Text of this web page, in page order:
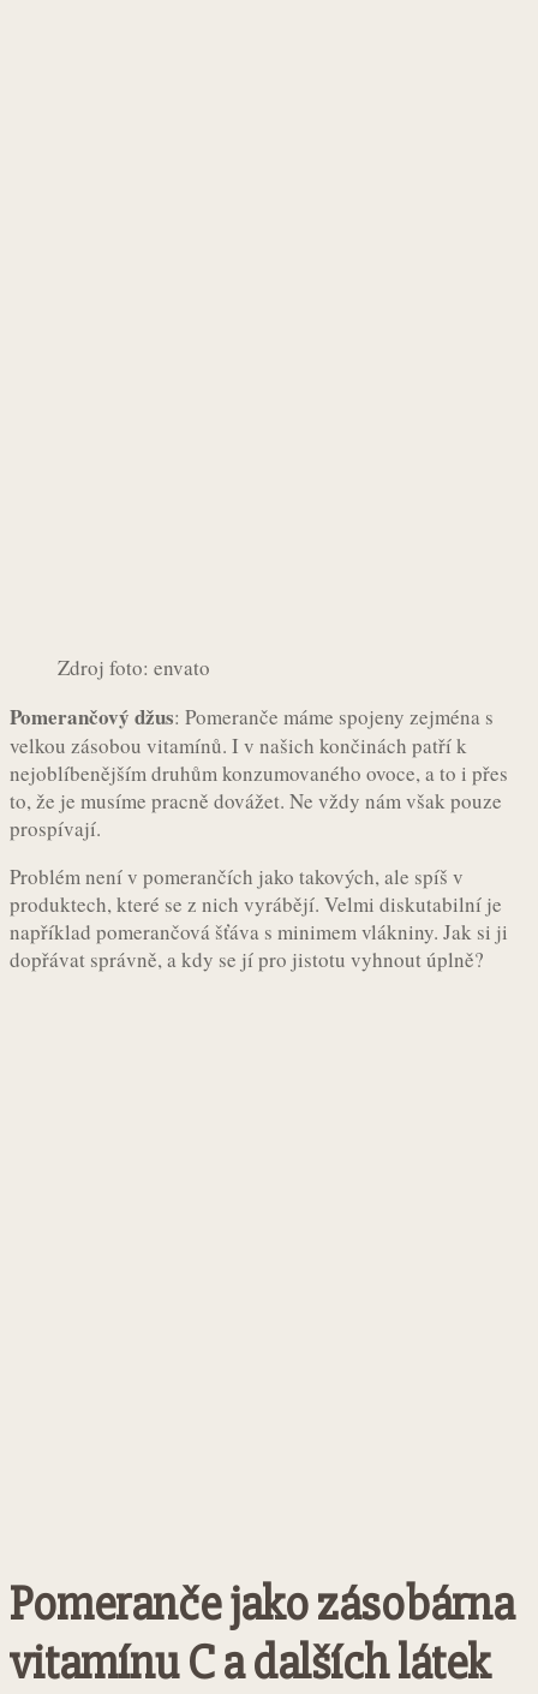
Zdroj foto: envato
Pomerančový džus: Pomeranče máme spojeny zejména s
velkou zásobou vitamínů. I v našich končinách patří k
nejoblíbenějším druhům konzumovaného ovoce, a to i přes
to, že je musíme pracně dovážet. Ne vždy nám však pouze
prospívají.
Problém není v pomerančích jako takových, ale spíš v
produktech, které se z nich vyrábějí. Velmi diskutabilní je
například pomerančová šťáva s minimem vlákniny. Jak si ji
dopřávat správně, a kdy se jí pro jistotu vyhnout úplně?
Pomeranče jako zásobárna
vitamínu C a dalších látek